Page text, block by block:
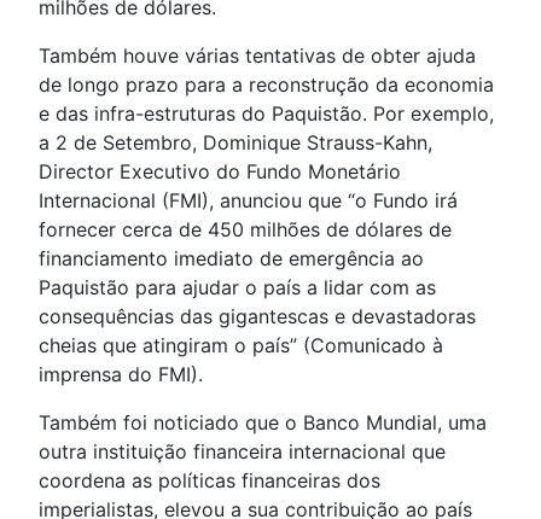
milhões de dólares.
Também houve várias tentativas de obter ajuda
de longo prazo para a reconstrução da economia
e das infra-estruturas do Paquistão. Por exemplo,
a 2 de Setembro, Dominique Strauss-Kahn,
Director Executivo do Fundo Monetário
Internacional (FMI), anunciou que “o Fundo irá
fornecer cerca de 450 milhões de dólares de
financiamento imediato de emergência ao
Paquistão para ajudar o país a lidar com as
consequências das gigantescas e devastadoras
cheias que atingiram o país” (Comunicado à
imprensa do FMI).
Também foi noticiado que o Banco Mundial, uma
outra instituição financeira internacional que
coordena as políticas financeiras dos
imperialistas, elevou a sua contribuição ao país